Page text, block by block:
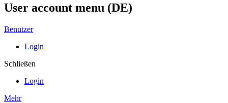
User account menu (DE)
Benutzer
Login
Schließen
Login
Mehr